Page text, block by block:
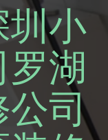
圳小
罗湖
公司